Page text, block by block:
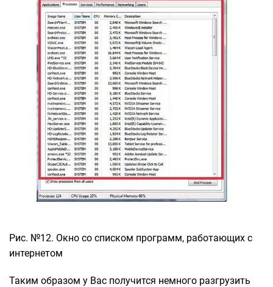
Рис. №12. Окно со списком программ, работающих с
интернетом
Таким образом у Вас получится немного разгрузить